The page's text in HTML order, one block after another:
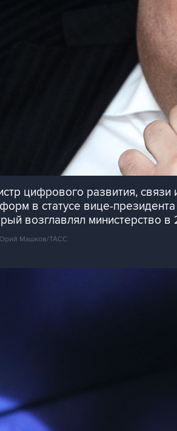
цифрового развития,
в статусе вице-
возглавлял министерство
Машков/ТАСС